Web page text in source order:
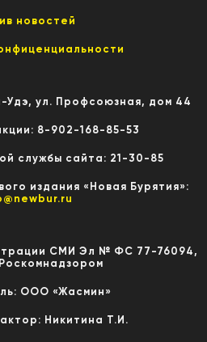
новостей
Удэ, ул. Профсоюзная, дом 44
8-902-168-85-53
службы сайта: 21-30-85
издания «Новая Бурятия»:
СМИ Эл № ФС 77-76094,
ООО «Жасмин»
Никитина Т.И.